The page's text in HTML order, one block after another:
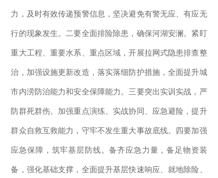
力，及时有效传递预警信息，坚决避免有警无应、有应无
行的现象发生。二要全面排险除患，确保河湖安澜。紧盯
重大工程、重要水系、重点区域，开展拉网式隐患排查整
治，加强设施更新改造，落实落细防护措施，全面提升城
市内涝防治能力和安全保障能力。三要突出实训实战，严
防群死群伤。加强重点演练、实战协同、应急避险，提升
群众自救互救能力，守牢不发生重大事故底线。四要加强
应急保障，筑牢基层防线。备齐应急力量，备足物资装
备，强化基础支撑，全面提升基层快速响应、就地除险、